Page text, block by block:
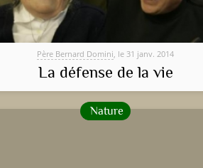
Père Bernard Domini, le 31 janv. 2014
La défense de la vie
Nature